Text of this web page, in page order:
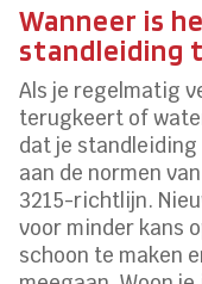
Wanneer is
standleiding
Als je regelmatig
terugkeert of
dat je
aan de normen
3215-richtlijn.
voor minder kans
schoon te maken